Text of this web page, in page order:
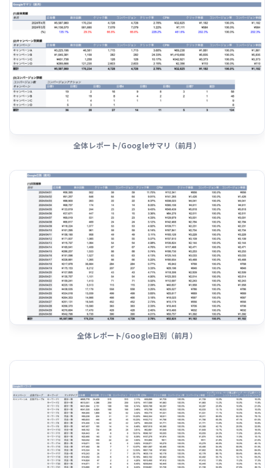
全体レポート/Googleサマリ（前月）
全体レポート/Google日別（前月）